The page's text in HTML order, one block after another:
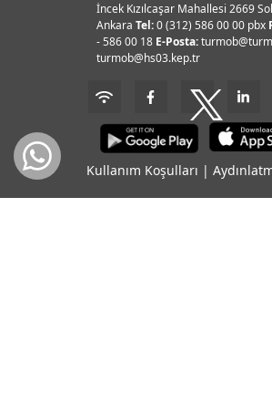
İncek Kızılcaşar Mahallesi 2669
AnkaraTel:0 (312) 586 00 00 pbx
- 586 00 18 E-Posta:
turmob@hs03.kep.tr
Kullanım Koşulları |